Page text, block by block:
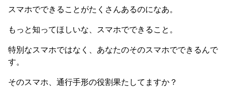
スマホでできることがたくさんあるのになあ。
もっと知ってほしいな、スマホでできること。
特別なスマホではなく、あなたのそのスマホでできるんで
す。
そのスマホ、通行手形の役割果たしてますか？